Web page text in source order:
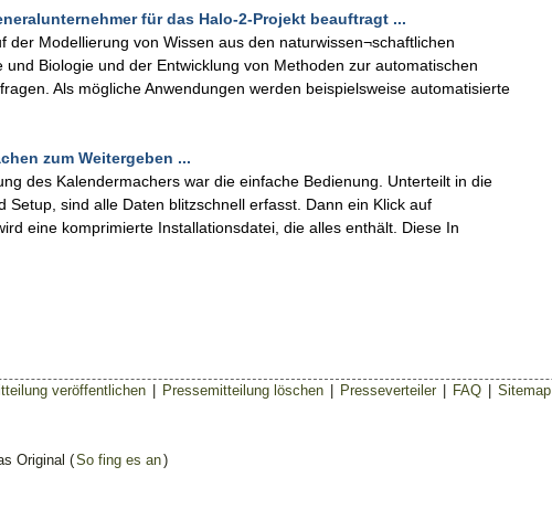
für das Halo-2-Projekt beauftragt ...
der Modellierung von Wissen aus den naturwissen¬schaftlichen
und Biologie und der Entwicklung von Methoden zur automatischen
Als mögliche Anwendungen werden beispielsweise automatisierte
zum Weitergeben ...
des Kalendermachers war die einfache Bedienung. Unterteilt in die
Setup, sind alle Daten blitzschnell erfasst. Dann ein Klick auf
eine komprimierte Installationsdatei, die alles enthält. Diese In
veröffentlichen Pressemitteilung löschen Presseverteiler FAQ Sitemap
Original (So fing es an)